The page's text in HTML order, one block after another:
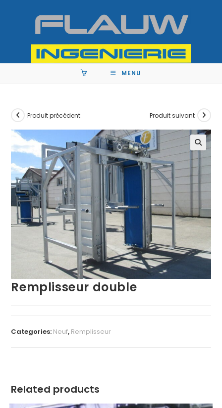
MENU
Produit précédent Produit suivant
Remplisseur double
Categories: Neuf, Remplisseur
Related products